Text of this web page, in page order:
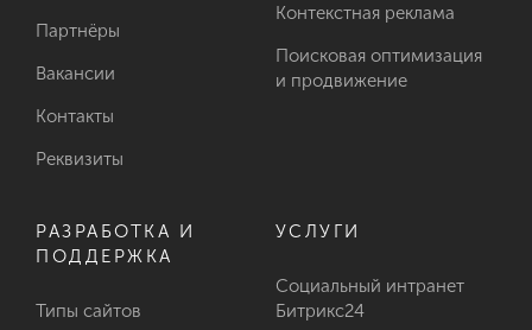
Партнёры
Вакансии
Контакты
Реквизиты
Контекстная реклама
Поисковая оптимизация
и продвижение
РАЗРАБОТКА И
ПОДДЕРЖКА
Типы сайтов
УСЛУГИ
Социальный интранет
Битрикс24